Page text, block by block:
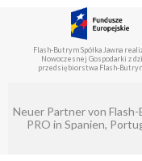
Reflektoren
Zubehör
Laser
Flash-Butrym Spółka Jawna
Fonds für
Eventsklep –
Flash-